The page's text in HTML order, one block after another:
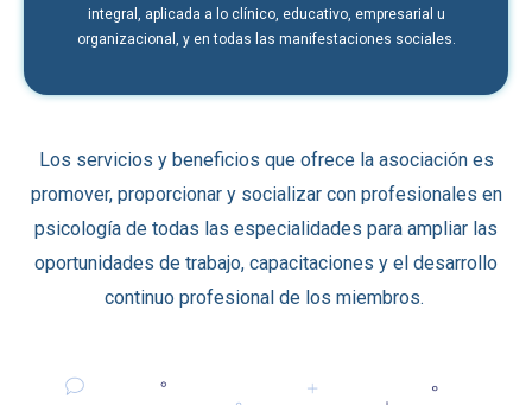
integral, aplicada a lo clínico, educativo, empresarial u
organizacional, y en todas las manifestaciones sociales.
Los servicios y beneficios que ofrece la asociación es
promover, proporcionar y socializar con profesionales en
psicología de todas las especialidades para ampliar las
oportunidades de trabajo, capacitaciones y el desarrollo
continuo profesional de los miembros.